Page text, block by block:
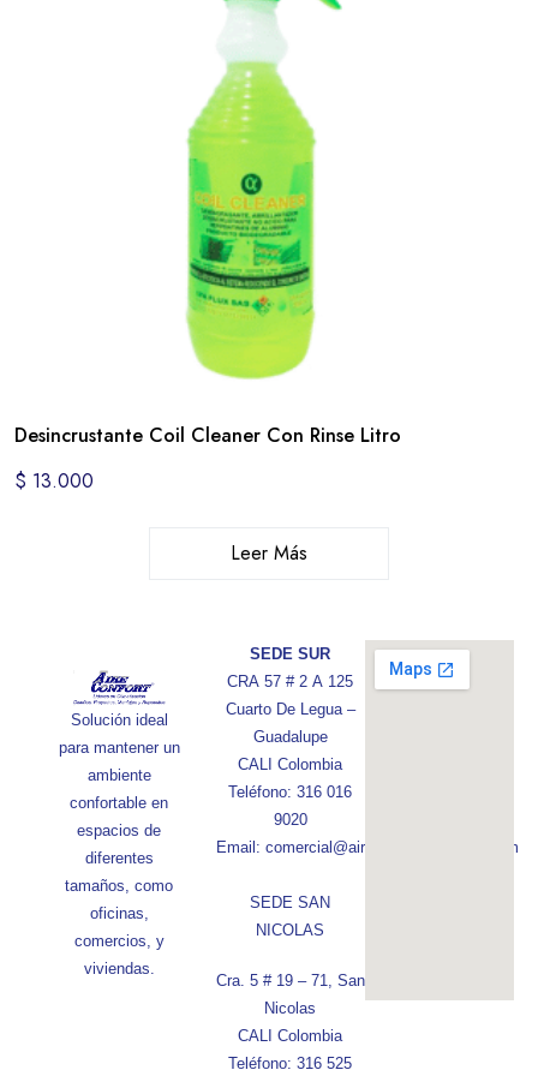
Desincrustante Coil Cleaner Con Rinse Litro
$ 13.000
Leer Más
Solución ideal
para mantener un
ambiente
confortable en
espacios de
diferentes
tamaños, como
oficinas,
comercios, y
viviendas.
SEDE SUR
CRA 57 # 2 A 125
Cuarto De Legua –
Guadalupe
CALI Colombia
Teléfono: 316 016
9020
Email: comercial@aireconfortcolombia.com
SEDE SAN
NICOLAS
Cra. 5 # 19 – 71, San
Nicolas
CALI Colombia
Teléfono: 316 525